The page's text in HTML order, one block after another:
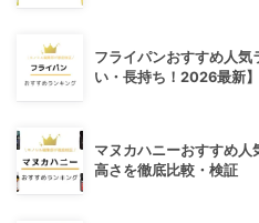
フライパンおすすめ人
い・長持ち！2026最新】
マヌカハニーおすすめ
高さを徹底比較・検証